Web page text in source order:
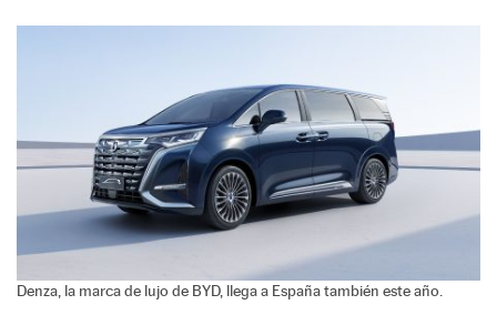
Denza, la marca de lujo de BYD, llega a España también este año.